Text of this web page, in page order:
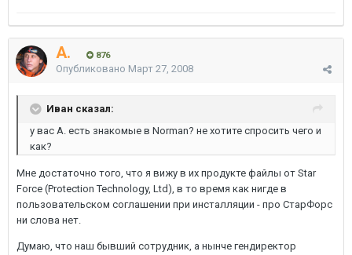
A. 876
Опубликовано Март 27, 2008
Иван сказал:
у вас A. есть знакомые в Norman? не хотите спросить чего и
как?
Мне достаточно того, что я вижу в их продукте файлы от Star
Force (Protection Technology, Ltd), в то время как нигде в
пользовательском соглашении при инсталляции - про СтарФорс
ни слова нет.
Думаю, что наш бывший сотрудник, а нынче гендиректор